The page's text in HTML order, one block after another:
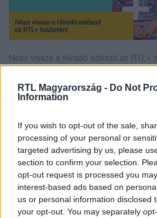
RTL Magyarország - Do Not
Information
If you wish to opt-out of the sale,
processing of your personal or
targeted advertising by us, please
section to confirm your selection.
opt-out request is processed you
interest-based ads based on
us or personal information disclosed
your opt-out. You may separately
Nézd vissza a Híradó adásait az RTL+